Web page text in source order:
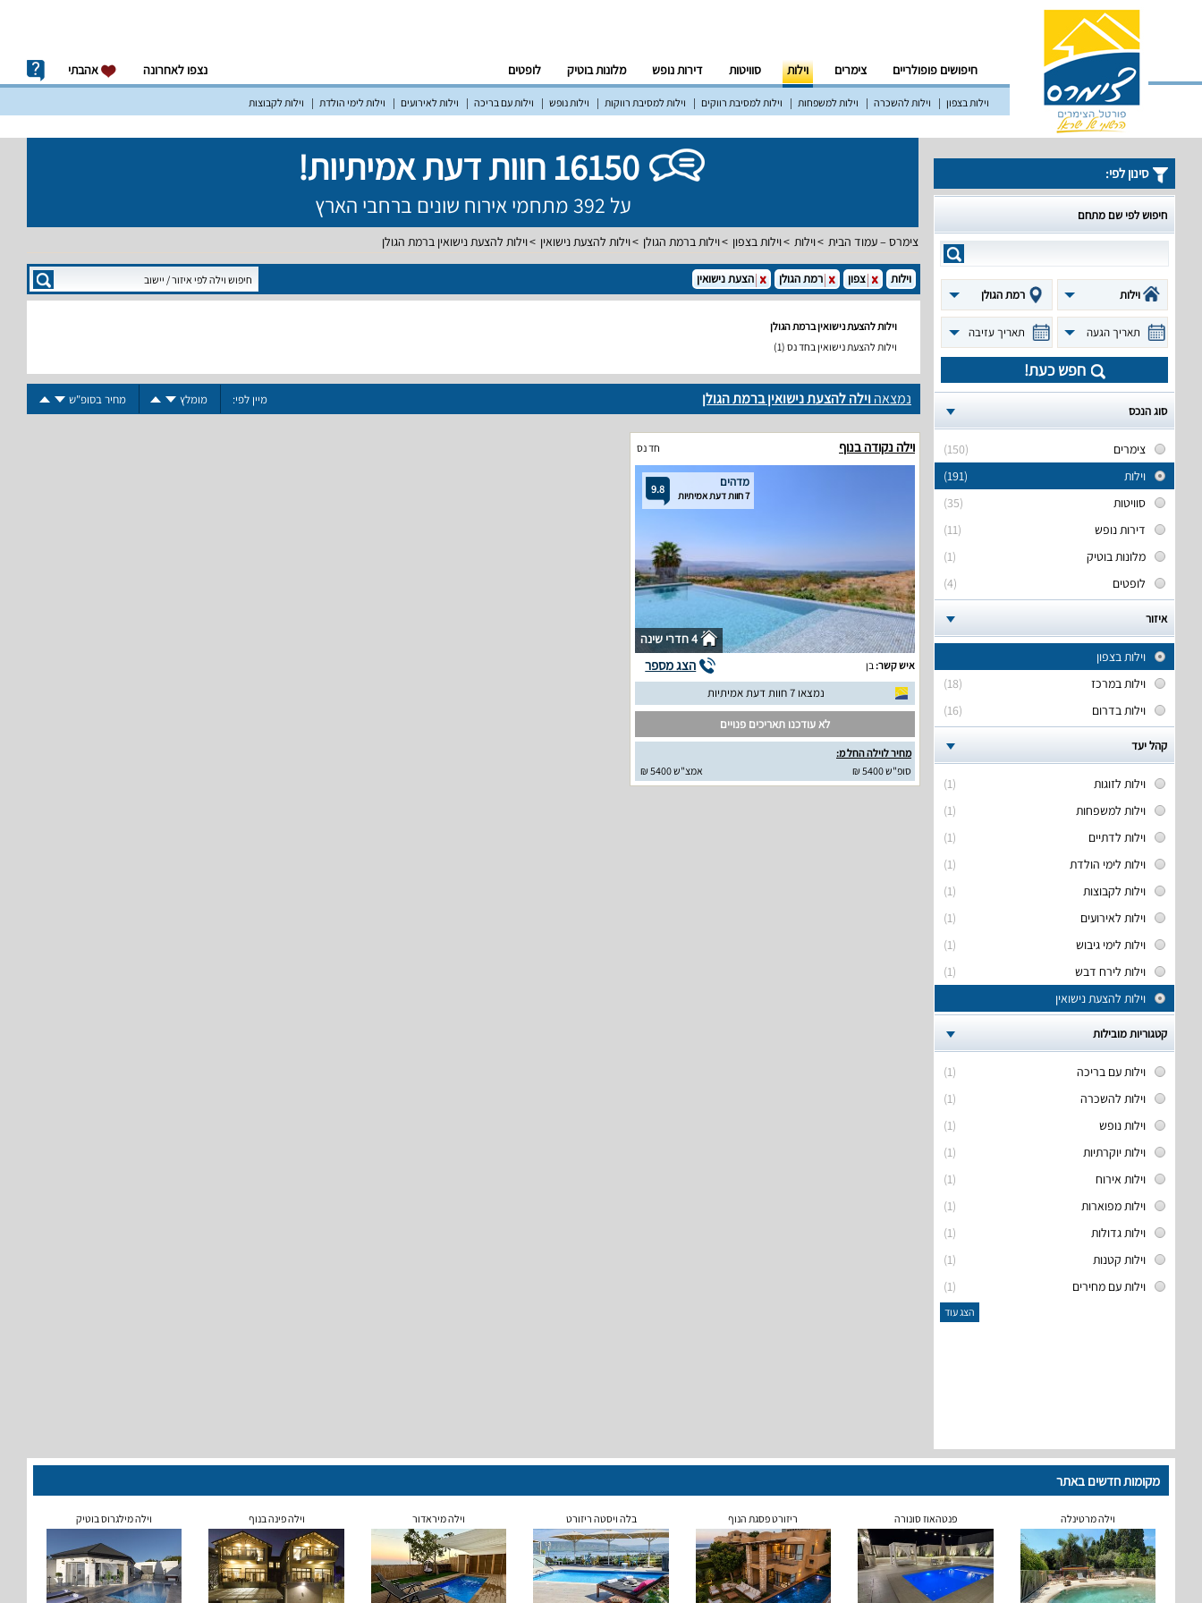
חיפושים פופולריים צימרים וילות סוויטות דירות נופש מלונות בוטיק לופטים נצפו לאחרונה אהבתי
וילות בצפון וילות להשכרה וילות למשפחות וילות למסיבת רווקים וילות למסיבת רווקות וילות נופש וילות עם בריכה וילות לאירועים וילות לימי הולדת וילות לקבוצות
16150 חוות דעת אמיתיות!
על 392 מתחמי אירוח שונים ברחבי הארץ
צימרס – עמוד הבית וילות וילות בצפון וילות ברמת הגולן וילות להצעת נישואין וילות להצעת נישואין ברמת הגולן
סינון לפי:
חיפוש לפי שם מתחם
וילות רמת הגולן
תאריך הגעה תאריך עזיבה
חפש כעת!
סוג הנכס
(150)
צימרים
(191)
וילות
(35)
סוויטות
(11)
דירות נופש
(1)
מלונות בוטיק
(4)
לופטים
איזור
וילות בצפון
(18)
וילות במרכז
(16)
וילות בדרום
קהל יעד
(1)
וילות לזוגות
(1)
וילות למשפחות
(1)
וילות לדתיים
(1)
וילות לימי הולדת
(1)
וילות לקבוצות
(1)
וילות לאירועים
(1)
וילות לימי גיבוש
(1)
וילות לירח דבש
וילות להצעת נישואין
קטגוריות מובילות
(1)
וילות עם בריכה
(1)
וילות להשכרה
(1)
וילות נופש
(1)
וילות יוקרתיות
(1)
וילות אירוח
(1)
וילות מפוארות
(1)
וילות גדולות
(1)
וילות קטנות
(1)
וילות עם מחירים
הצג עוד
וילות צפון רמת הגולן הצעת נישואין
וילות להצעת נישואין ברמת הגולן
וילות להצעת נישואין בחד נס (1)
נמצאהוילה להצעת נישואין ברמת הגולן מיין לפי: מומלץ מחיר בסופ"ש
וילה נקודה בנוף חד נס
9.8 מדהים
7 חוות דעת אמיתיות
4 חדרי שינה
איש קשר:בן הצג מספר
נמצאו 7 חוות דעת אמיתיות
לא עודכנו תאריכים פנויים
מחיר לוילה החל מ:
סופ"ש 5400 ₪
אמצ"ש 5400 ₪
מקומות חדשים באתר
וילה מרטינלה פנטהאוז סונורה ריזורט פסגת הנוף בלה ויסטה ריזורט וילה מיראדור וילה פינה בנוף וילה מילגרוס בוטיק